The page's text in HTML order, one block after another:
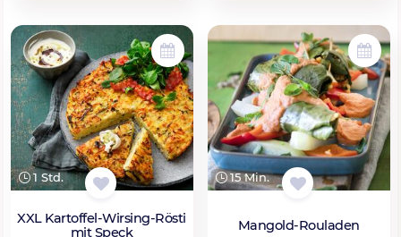
1 Std.
XXL Kartoffel-Wirsing-Rösti
mit Speck
15 Min.
Mangold-Rouladen